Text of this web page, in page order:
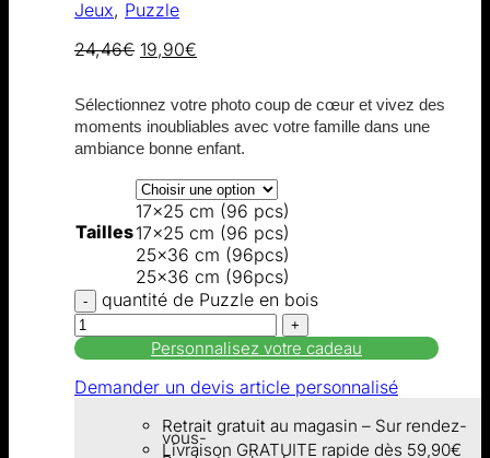
Jeux, Puzzle
24,46€ 19,90€
Sélectionnez votre photo coup de cœur et vivez des
moments inoubliables avec votre famille dans une
ambiance bonne enfant.
Tailles
17x25 cm (96 pcs)
17x25 cm (96 pcs)
25x36 cm (96pcs)
25x36 cm (96pcs)
quantité de Puzzle en bois
Personnalisez votre cadeau
Demander un devis article personnalisé
Retrait gratuit au magasin – Sur rendez-
vous-
Livraison GRATUITE rapide dès 59,90€